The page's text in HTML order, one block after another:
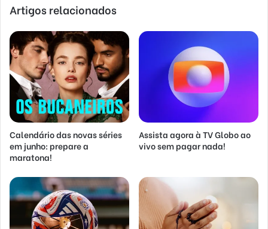
Artigos relacionados
Calendário das novas séries
em junho: prepare a
maratona!
Assista agora à TV Globo ao
vivo sem pagar nada!